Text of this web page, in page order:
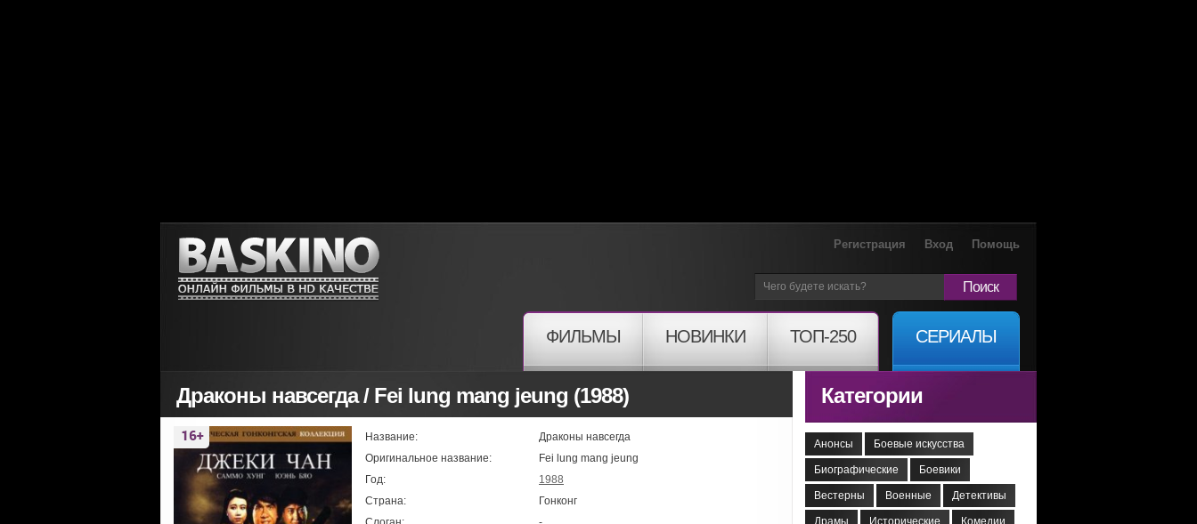
Регистрация Вход Помощь
Поиск
ФИЛЬМЫ НОВИНКИ ТОП-250 СЕРИАЛЫ
Драконы навсегда / Fei lung mang jeung (1988)
Название:
Драконы навсегда
Оригинальное название:
Fei lung mang jeung
Год:
1988
Страна:
Гонконг
Категории
Анонсы Боевые искусства
Биографические Боевики
Вестерны Военные Детективы
Драмы Исторические Комедии